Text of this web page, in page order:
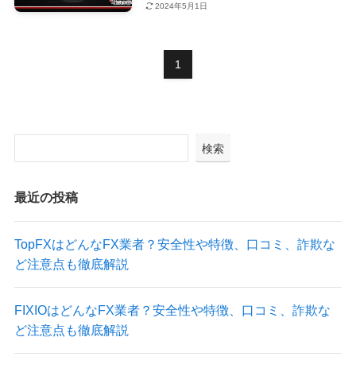
2024年5月1日
1
検索
最近の投稿
TopFXはどんなFX業者？安全性や特徴、口コミ、詐欺な
ど注意点も徹底解説
FIXIOはどんなFX業者？安全性や特徴、口コミ、詐欺な
ど注意点も徹底解説